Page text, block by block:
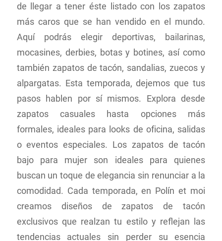
de llegar a tener éste listado con los zapatos
más caros que se han vendido en el mundo.
Aquí podrás elegir deportivas, bailarinas,
mocasines, derbies, botas y botines, así como
también zapatos de tacón, sandalias, zuecos y
alpargatas. Esta temporada, dejemos que tus
pasos hablen por sí mismos. Explora desde
zapatos casuales hasta opciones más
formales, ideales para looks de oficina, salidas
o eventos especiales. Los zapatos de tacón
bajo para mujer son ideales para quienes
buscan un toque de elegancia sin renunciar a la
comodidad. Cada temporada, en Polín et moi
creamos diseños de zapatos de tacón
exclusivos que realzan tu estilo y reflejan las
tendencias actuales sin perder su esencia